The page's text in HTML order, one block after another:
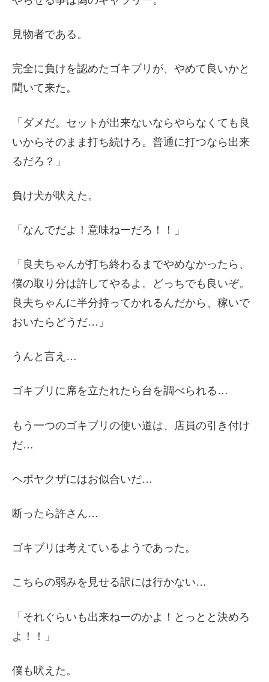
見物者である。
完全に負けを認めたゴキブリが、やめて良いかと
聞いて来た。
「ダメだ。セットが出来ないならやらなくても良
いからそのまま打ち続けろ。普通に打つなら出来
るだろ？」
負け犬が吠えた。
「なんでだよ！意味ねーだろ！！」
「良夫ちゃんが打ち終わるまでやめなかったら、
僕の取り分は許してやるよ。どっちでも良いぞ。
良夫ちゃんに半分持ってかれるんだから、稼いで
おいたらどうだ…」
うんと言え…
ゴキブリに席を立たれたら台を調べられる…
もう一つのゴキブリの使い道は、店員の引き付け
だ…
ヘボヤクザにはお似合いだ…
断ったら許さん…
ゴキブリは考えているようであった。
こちらの弱みを見せる訳には行かない…
「それぐらいも出来ねーのかよ！とっとと決めろ
よ！！」
僕も吠えた。